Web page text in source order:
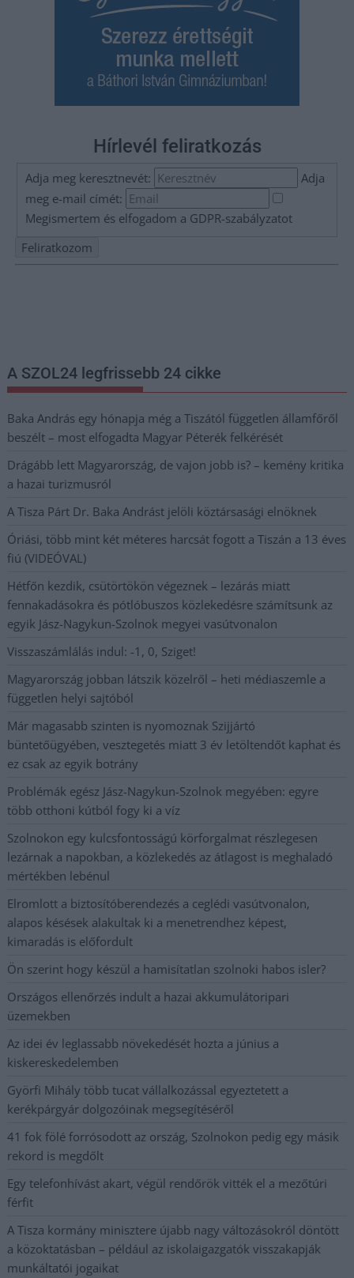
Hírlevél feliratkozás
Adja meg keresztnevét:
Adja
meg e-mail címét:
Megismertem és elfogadom a GDPR-szabályzatot
A SZOL24 legfrissebb 24 cikke
Baka András egy hónapja még a Tiszától független államfőről
beszélt – most elfogadta Magyar Péterék felkérését
Drágább lett Magyarország, de vajon jobb is? – kemény kritika
a hazai turizmusról
A Tisza Párt Dr. Baka Andrást jelöli köztársasági elnöknek
Óriási, több mint két méteres harcsát fogott a Tiszán a 13 éves
fiú (VIDEÓVAL)
Hétfőn kezdik, csütörtökön végeznek – lezárás miatt
fennakadásokra és pótlóbuszos közlekedésre számítsunk az
egyik Jász-Nagykun-Szolnok megyei vasútvonalon
Visszaszámlálás indul: -1, 0, Sziget!
Magyarország jobban látszik közelről – heti médiaszemle a
független helyi sajtóból
Már magasabb szinten is nyomoznak Szijjártó
büntetőügyében, vesztegetés miatt 3 év letöltendőt kaphat és
ez csak az egyik botrány
Problémák egész Jász-Nagykun-Szolnok megyében: egyre
több otthoni kútból fogy ki a víz
Szolnokon egy kulcsfontosságú körforgalmat részlegesen
lezárnak a napokban, a közlekedés az átlagost is meghaladó
mértékben lebénul
Elromlott a biztosítóberendezés a ceglédi vasútvonalon,
alapos késések alakultak ki a menetrendhez képest,
kimaradás is előfordult
Ön szerint hogy készül a hamisítatlan szolnoki habos isler?
Országos ellenőrzés indult a hazai akkumulátoripari
üzemekben
Az idei év leglassabb növekedését hozta a június a
kiskereskedelemben
Györfi Mihály több tucat vállalkozással egyeztetett a
kerékpárgyár dolgozóinak megsegítéséről
41 fok fölé forrósodott az ország, Szolnokon pedig egy másik
rekord is megdőlt
Egy telefonhívást akart, végül rendőrök vitték el a mezőtúri
férfit
A Tisza kormány minisztere újabb nagy változásokról döntött
a közoktatásban – például az iskolaigazgatók visszakapják
munkáltatói jogaikat